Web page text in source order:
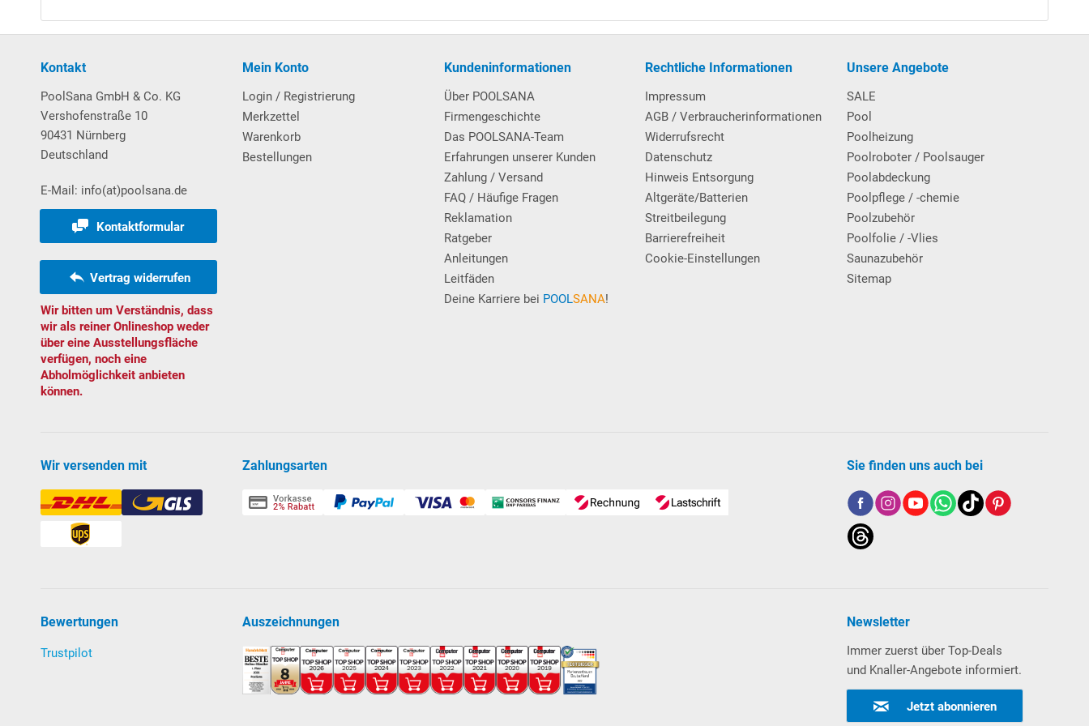
Folien mit
biese. Exkurs: Die seitliche Nut wird erst bei einem späteren Folienwechsel benötigt. Hierzu wird einfach die vorhandene Poolfolie an der Unterkante des
Handlaufs abgeschnitten und im zweiten Schritt die neue Poolfolie, die eine Keilbiese hat, in die Nut eingehängt. Vorteil: Kein Absetzen des Handlaufs vonnöten. Die
Bodenprofilschienen sind aus stabilem Hartkunststoff.
Weitere wissenswerte Informationen über unsere HQ-Stahlwandbecken .
Poolleiter
Pool-Leiter ausV2A-Edelstahl
, eng ausladend und mit 4 rutschhemmenden Trittstufen. An der Außenseite des
Schwimmbads erfolgt die Befestigung der Poolleiter mittels Kunststoff-Einbauhülsen (im Lieferumfang enthalten),
welche ebenerdig einzementiert werden und als Aufnahme für die Leiterholme dienen. Max. Belastbarkeit: 110 kg.
Filtersystem
SandfilteranlagePOOL
PlusPump 7
Selbstan saugend, kann auch oberhalb des Wasserspiegels aufgestellt werden (ein maximaler Höhenunterschied von 1 m wird empfohlen).Klicken Sie hierfür
weitere wissenswerte Informationen über den Unterschied zwischen selbstansaugenden und normalsaugenden Poolpumpen.
Vorfilter mit großem Siebkorb und Klarsichtdeckel
Kontakt
PoolSana GmbH & Co. KG
Vershofenstraße 10
90431 Nürnberg
Deutschland
E-Mail: info(at)poolsana.de
Kontaktformular
Vertrag widerrufen
Wir bitten um Verständnis, dass
wir als reiner Onlineshop weder
über eine Ausstellungsfläche
verfügen, noch eine
Abholmöglichkeit anbieten
können.
Mein Konto
Login / Registrierung
Merkzettel
Warenkorb
Bestellungen
Kundeninformationen
Über POOLSANA
Firmengeschichte
Das POOLSANA-Team
Erfahrungen unserer Kunden
Zahlung / Versand
FAQ / Häufige Fragen
Reklamation
Ratgeber
Anleitungen
Leitfäden
Deine Karriere bei POOLSANA!
Rechtliche Informationen
Impressum
AGB / Verbraucherinformationen
Widerrufsrecht
Datenschutz
Hinweis Entsorgung
Altgeräte/Batterien
Streitbeilegung
Barrierefreiheit
Cookie-Einstellungen
Unsere Angebote
SALE
Pool
Poolheizung
Poolroboter / Poolsauger
Poolabdeckung
Poolpflege / -chemie
Poolzubehör
Poolfolie / -Vlies
Saunazubehör
Sitemap
Wir versenden mit Zahlungsarten Sie finden uns auch bei
Bewertungen
Trustpilot
Auszeichnungen Newsletter
Immer zuerst über Top-Deals
und Knaller-Angebote informiert.
Jetzt abonnieren